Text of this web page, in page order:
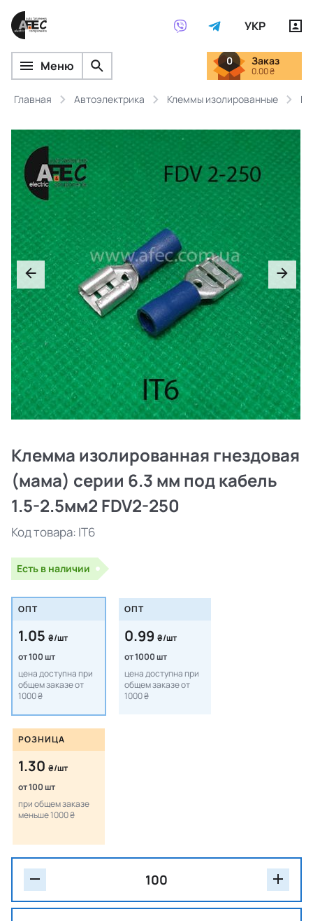
УКР
Меню 0 Заказ
0.00 ₴
Главная Автоэлектрика Клеммы изолированные
Клемма изолированная гнездовая
(мама) серии 6.3 мм под кабель
1.5-2.5мм2 FDV2-250
Код товара: IT6
Есть в наличии
ОПТ
1.05 ₴/шт
от 100 шт
цена доступна при
общем заказе от
1000 ₴
ОПТ
0.99 ₴/шт
от 1000 шт
цена доступна при
общем заказе от
1000 ₴
РОЗНИЦА
1.30 ₴/шт
от 100 шт
при общем заказе
меньше 1000 ₴